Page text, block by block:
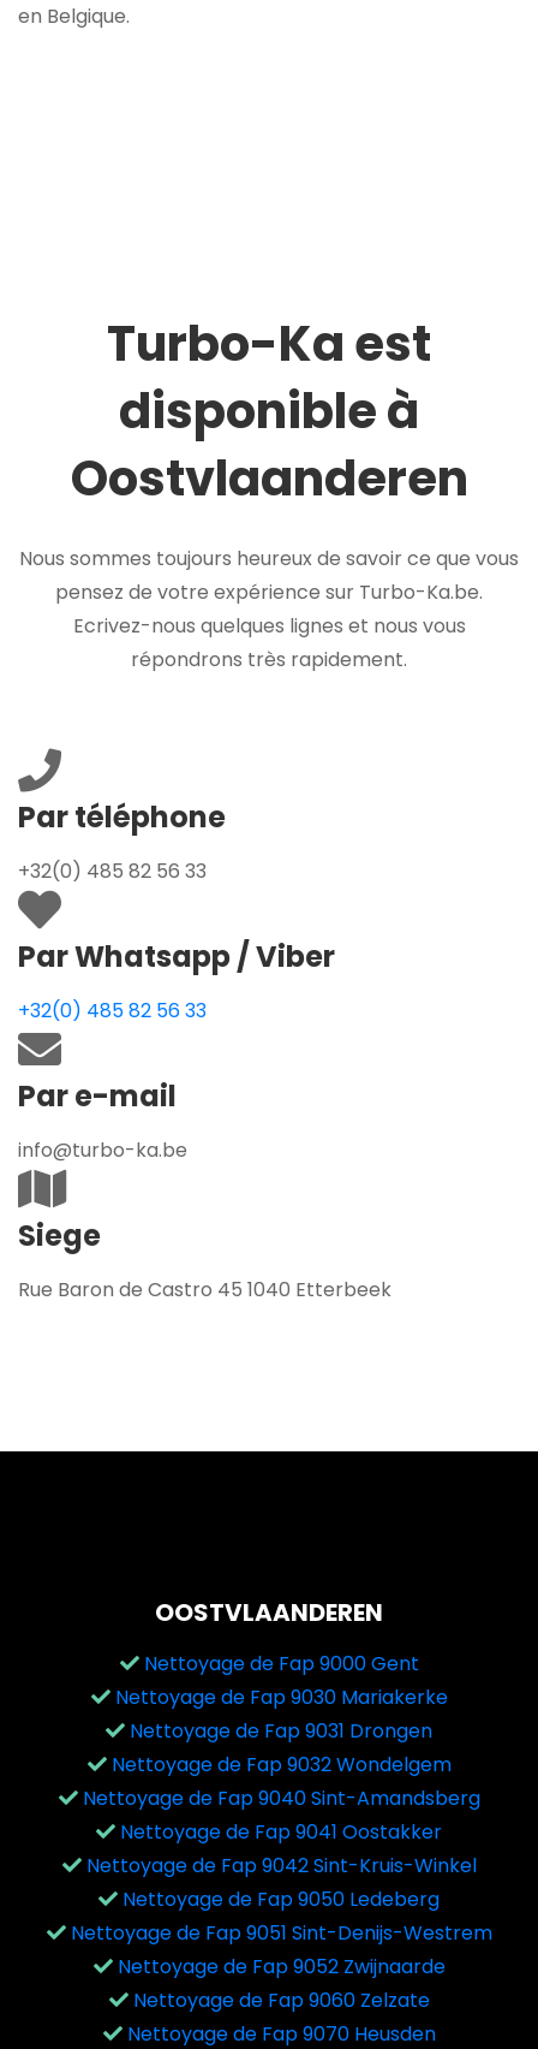
en Belgique.
Turbo-Ka est
disponible à
Oostvlaanderen
Nous sommes toujours heureux de savoir ce que vous
pensez de votre expérience sur Turbo-Ka.be.
Ecrivez-nous quelques lignes et nous vous
répondrons très rapidement.
Par téléphone
+32(0) 485 82 56 33
Par Whatsapp / Viber
+32(0) 485 82 56 33
Par e-mail
info@turbo-ka.be
Siege
Rue Baron de Castro 45 1040 Etterbeek
OOSTVLAANDEREN
Nettoyage de Fap 9000 Gent
Nettoyage de Fap 9030 Mariakerke
Nettoyage de Fap 9031 Drongen
Nettoyage de Fap 9032 Wondelgem
Nettoyage de Fap 9040 Sint-Amandsberg
Nettoyage de Fap 9041 Oostakker
Nettoyage de Fap 9042 Sint-Kruis-Winkel
Nettoyage de Fap 9050 Ledeberg
Nettoyage de Fap 9051 Sint-Denijs-Westrem
Nettoyage de Fap 9052 Zwijnaarde
Nettoyage de Fap 9060 Zelzate
Nettoyage de Fap 9070 Heusden